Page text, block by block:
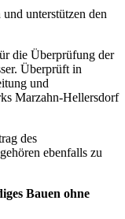
unterstützen den
die Überprüfung der
Überprüft in
und
Marzahn-Hellersdorf
des
ebenfalls zu
Bauen ohne